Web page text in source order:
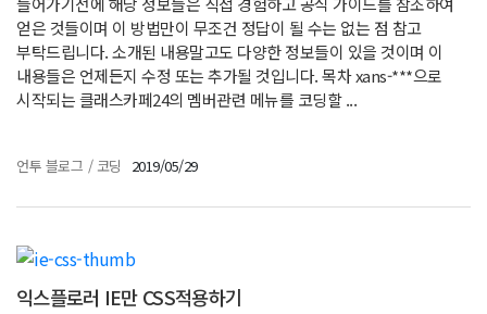
얻은 것들이며 이 방법만이 무조건 정답이 될 수는 없는 점 참고
부탁드립니다. 소개된 내용말고도 다양한 정보들이 있을 것이며 이
내용들은 언제든지 수정 또는 추가될 것입니다. 목차 xans-***으로
시작되는 클래스카페24의 멤버관련 메뉴를 코딩할 ...
언투 블로그 / 코딩 2019/05/29
익스플로러 IE만 CSS적용하기